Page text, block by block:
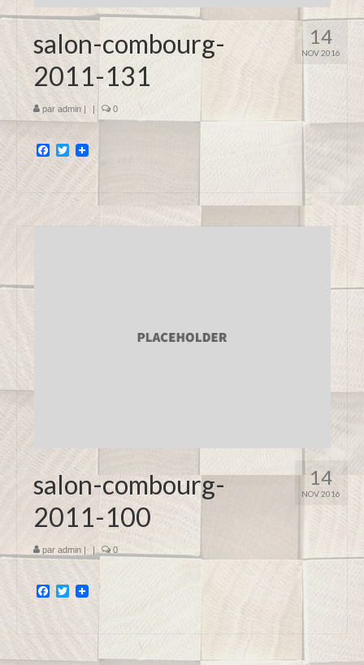
14
NOV 2016
salon-combourg-
2011-131
par admin | | 0
Facebook
Twitter
14
NOV 2016
salon-combourg-
2011-100
par admin 0
Facebook
Twitter